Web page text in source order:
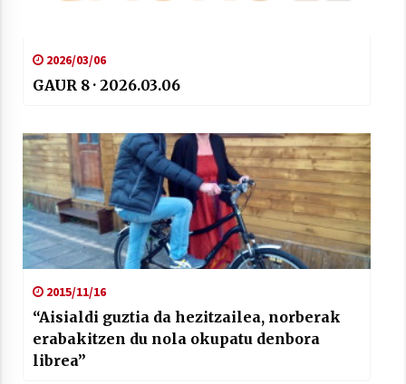
2026/03/06
GAUR 8 · 2026.03.06
2015/11/16
“Aisialdi guztia da hezitzailea, norberak
erabakitzen du nola okupatu denbora
librea”